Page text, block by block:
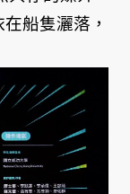
船隻灑落，